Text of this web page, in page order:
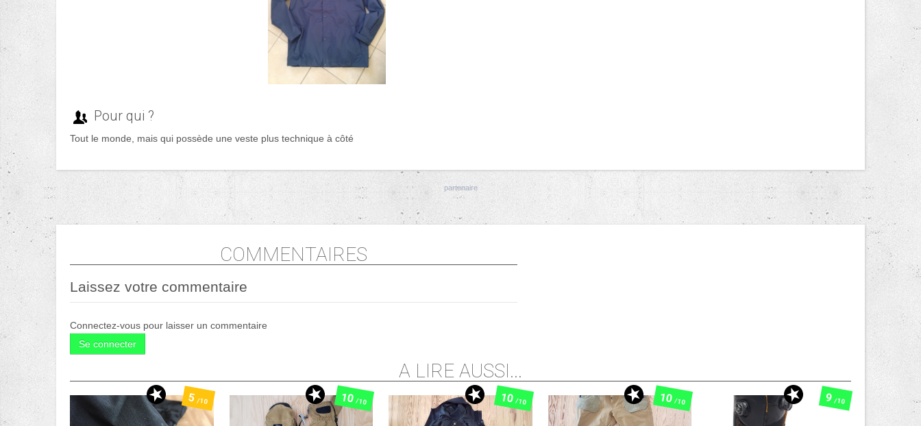
Pour qui ?
Tout le monde, mais qui possède une veste plus technique à côté
COMMENTAIRES
Laissez votre commentaire
Connectez-vous pour laisser un commentaire
Se connecter
A LIRE AUSSI...
5/10 10/10 10/10 10/10 9/10